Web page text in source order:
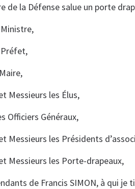
de la Défense salue un porte
Messieurs les Élus,
Officiers Généraux,
Messieurs les Présidents
Messieurs les Porte-drapeaux,
de Francis SIMON, à qui